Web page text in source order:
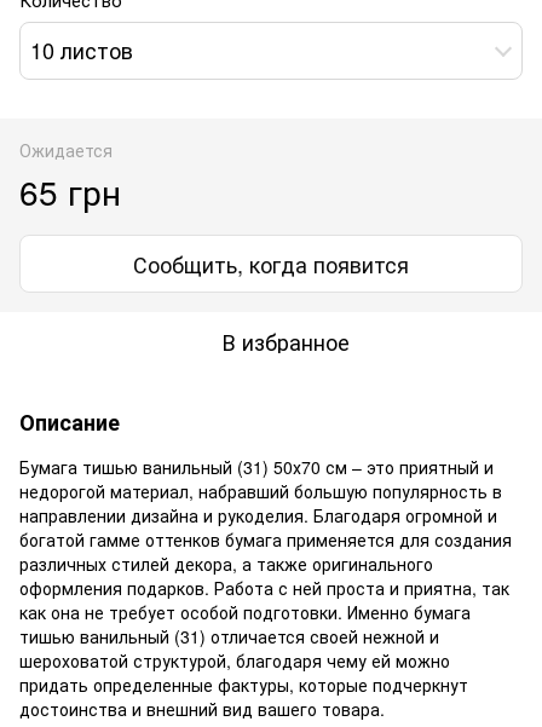
10 листов
Ожидается
65 грн
Сообщить, когда появится
В избранное
Описание
Бумага тишью ванильный (31) 50х70 см – это приятный и
недорогой материал, набравший большую популярность в
направлении дизайна и рукоделия. Благодаря огромной и
богатой гамме оттенков бумага применяется для создания
различных стилей декора, а также оригинального
оформления подарков. Работа с ней проста и приятна, так
как она не требует особой подготовки. Именно бумага
тишью ванильный (31) отличается своей нежной и
шероховатой структурой, благодаря чему ей можно
придать определенные фактуры, которые подчеркнут
достоинства и внешний вид вашего товара.